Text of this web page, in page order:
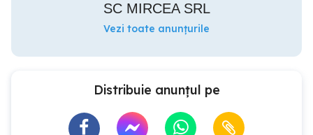
SC MIRCEA SRL
Vezi toate anunțurile
Distribuie anunțul pe